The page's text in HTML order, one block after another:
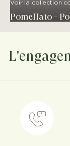
Voir la collection
Pomellato -